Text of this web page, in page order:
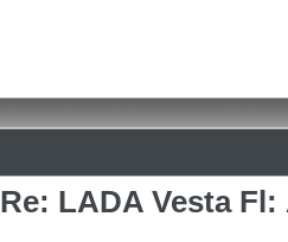
Re: LADA Vesta